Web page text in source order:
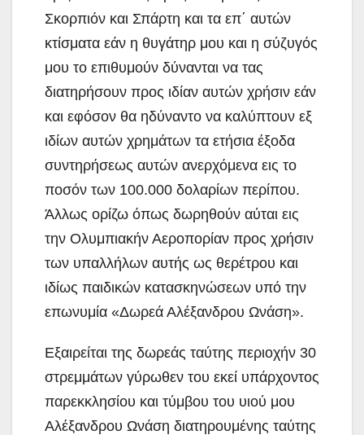
Σκορπιόν και Σπάρτη και τα επ΄ αυτών
κτίσματα εάν η θυγάτηρ μου και η σύζυγός
μου το επιθυμούν δύνανται να τας
διατηρήσουν προς ιδίαν αυτών χρήσιν εάν
και εφόσον θα ηδύναντο να καλύπτουν εξ
ιδίων αυτών χρημάτων τα ετήσια έξοδα
συντηρήσεως αυτών ανερχόμενα εις το
ποσόν των 100.000 δολαρίων περίπου.
Άλλως ορίζω όπως δωρηθούν αύται εις
την Ολυμπιακήν Αεροπορίαν προς χρήσιν
των υπαλλήλων αυτής ως θερέτρου και
ιδίως παιδικών κατασκηνώσεων υπό την
επωνυμία «Δωρεά Αλέξανδρου Ωνάση».
Εξαιρείται της δωρεάς ταύτης περιοχήν 30
στρεμμάτων γύρωθεν του εκεί υπάρχοντος
παρεκκλησίου και τύμβου του υιού μου
Αλέξανδρου Ωνάση διατηρουμένης ταύτης